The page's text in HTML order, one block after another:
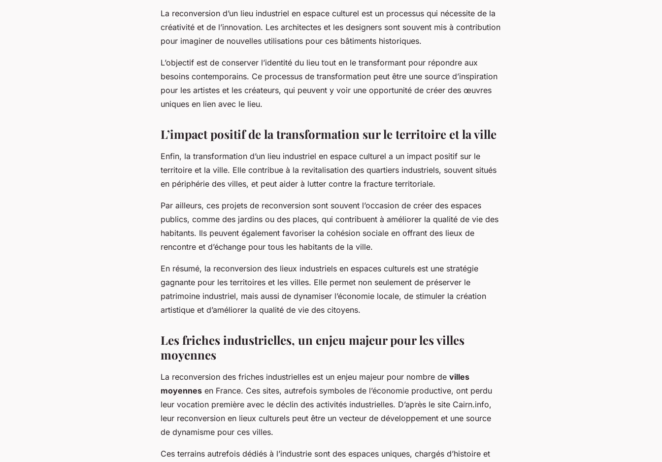
La reconversion d’un lieu industriel en espace culturel est un processus qui nécessite de la
créativité et de l’innovation. Les architectes et les designers sont souvent mis à contribution
pour imaginer de nouvelles utilisations pour ces bâtiments historiques.
L’objectif est de conserver l’identité du lieu tout en le transformant pour répondre aux
besoins contemporains. Ce processus de transformation peut être une source d’inspiration
pour les artistes et les créateurs, qui peuvent y voir une opportunité de créer des œuvres
uniques en lien avec le lieu.
L’impact positif de la transformation sur le territoire et la ville
Enfin, la transformation d’un lieu industriel en espace culturel a un impact positif sur le
territoire et la ville. Elle contribue à la revitalisation des quartiers industriels, souvent situés
en périphérie des villes, et peut aider à lutter contre la fracture territoriale.
Par ailleurs, ces projets de reconversion sont souvent l’occasion de créer des espaces
publics, comme des jardins ou des places, qui contribuent à améliorer la qualité de vie des
habitants. Ils peuvent également favoriser la cohésion sociale en offrant des lieux de
rencontre et d’échange pour tous les habitants de la ville.
En résumé, la reconversion des lieux industriels en espaces culturels est une stratégie
gagnante pour les territoires et les villes. Elle permet non seulement de préserver le
patrimoine industriel, mais aussi de dynamiser l’économie locale, de stimuler la création
artistique et d’améliorer la qualité de vie des citoyens.
Les friches industrielles, un enjeu majeur pour les villes
moyennes
La reconversion des friches industrielles est un enjeu majeur pour nombre de villes
moyennes en France. Ces sites, autrefois symboles de l’économie productive, ont perdu
leur vocation première avec le déclin des activités industrielles. D’après le site Cairn.info,
leur reconversion en lieux culturels peut être un vecteur de développement et une source
de dynamisme pour ces villes.
Ces terrains autrefois dédiés à l’industrie sont des espaces uniques, chargés d’histoire et